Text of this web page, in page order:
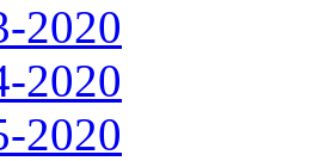
2020
2020
2020